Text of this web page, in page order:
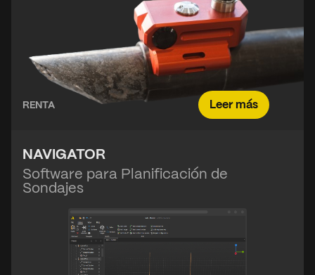
RENTA Leer más
NAVIGATOR
Software para Planificación de
Sondajes